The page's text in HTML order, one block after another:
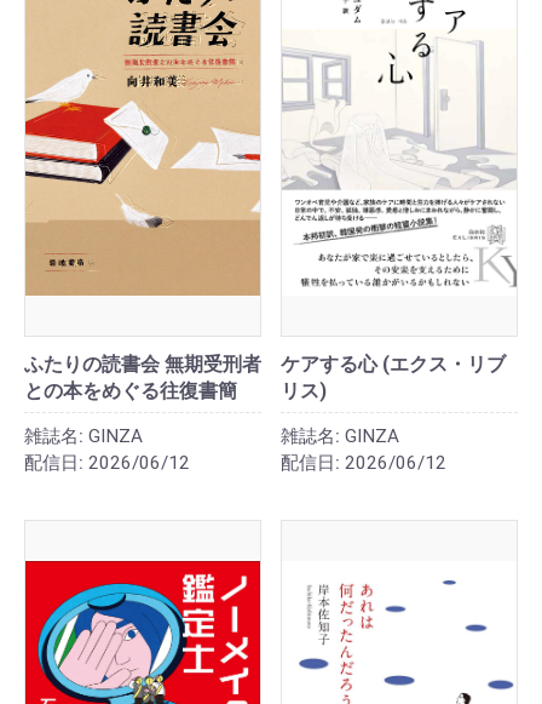
ふたりの読書会 無期受刑者
との本をめぐる往復書簡
雑誌名: GINZA
配信日: 2026/06/12
ケアする心 (エクス・リブ
リス)
雑誌名: GINZA
配信日: 2026/06/12